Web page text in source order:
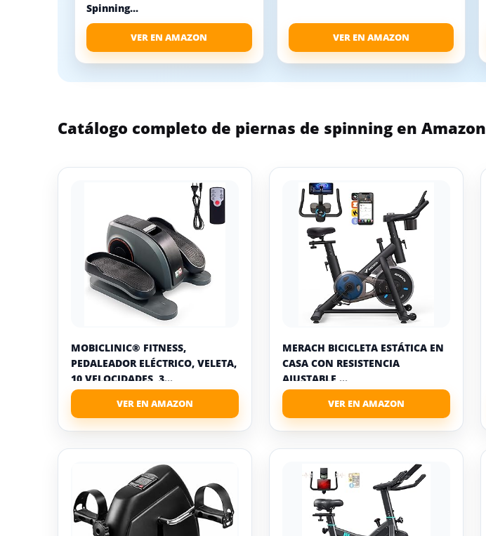
Spinning...
VER EN AMAZON VER EN AMAZON
Catálogo completo de piernas de spinning en Amazon
MOBICLINIC® FITNESS,
PEDALEADOR ELÉCTRICO, VELETA,
10 VELOCIDADES, 3...
MERACH BICICLETA ESTÁTICA EN
CASA CON RESISTENCIA
AJUSTABLE,...